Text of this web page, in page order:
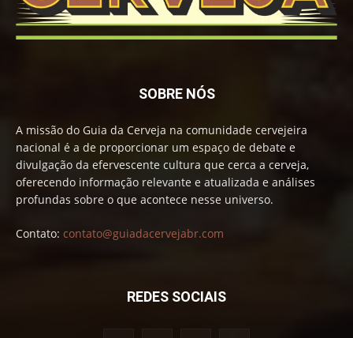
SOBRE NÓS
A missão do Guia da Cerveja na comunidade cervejeira
nacional é a de proporcionar um espaço de debate e
divulgação da efervescente cultura que cerca a cerveja,
oferecendo informação relevante e atualizada e análises
profundas sobre o que acontece nesse universo.
Contato: contato@guiadacervejabr.com
REDES SOCIAIS